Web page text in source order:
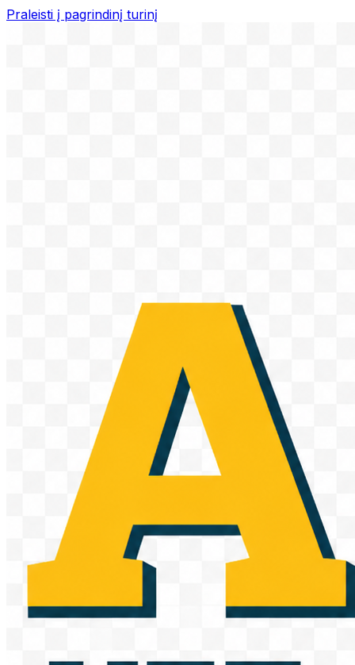
Praleisti į pagrindinį turinį